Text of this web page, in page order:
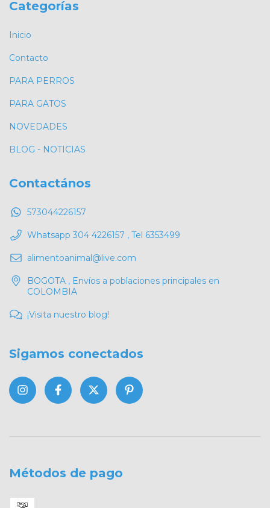
Categorías
Inicio
Contacto
PARA PERROS
PARA GATOS
NOVEDADES
BLOG - NOTICIAS
Contactános
573044226157
Whatsapp 304 4226157 , Tel 6353499
alimentoanimal@live.com
BOGOTA , Envíos a poblaciones principales en
COLOMBIA
¡Visita nuestro blog!
Sigamos conectados
Métodos de pago